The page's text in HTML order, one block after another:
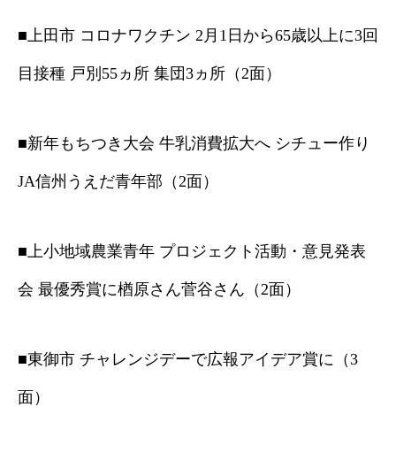
■上田市 コロナワクチン 2月1日から65歳以上に3回
目接種 戸別55ヵ所 集団3ヵ所（2面）
■新年もちつき大会 牛乳消費拡大へ シチュー作り
JA信州うえだ青年部（2面）
■上小地域農業青年 プロジェクト活動・意見発表
会 最優秀賞に楢原さん菅谷さん（2面）
■東御市 チャレンジデーで広報アイデア賞に（3
面）